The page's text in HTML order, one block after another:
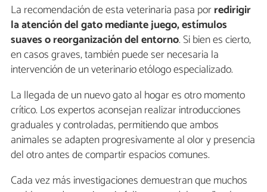
La recomendación de esta veterinaria pasa porredirigir
la atención del gato mediante juego, estímulos
suaves o reorganización del entorno. Si bien es cierto,
en casos graves, también puede ser necesaria la
intervención de un veterinario etólogo especializado.
La llegada de un nuevo gato al hogar es otro momento
crítico. Los expertos aconsejan realizar introducciones
graduales y controladas, permitiendo que ambos
animales se adapten progresivamente al olor y presencia
del otro antes de compartir espacios comunes.
Cada vez más investigaciones demuestran que muchos